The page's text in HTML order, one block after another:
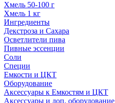
Хмель 50-100 г
Хмель 1 кг
Ингредиенты
Декстроза и Сахара
Осветлители пива
Пивные эссенции
Соли
Специи
Емкости и ЦКТ
Оборудование
Аксессуары к Емкостям и ЦКТ
Аксессуары и доп. оборудование